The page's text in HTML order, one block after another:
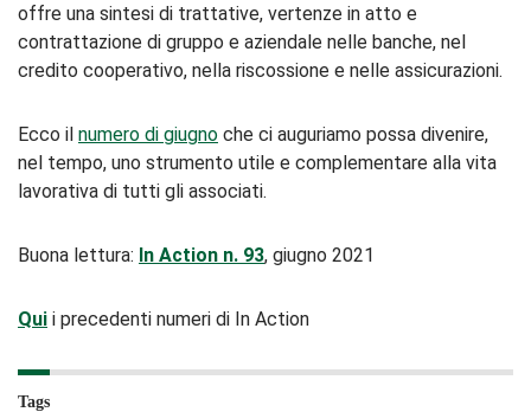
offre una sintesi di trattative, vertenze in atto e
contrattazione di gruppo e aziendale nelle banche, nel
credito cooperativo, nella riscossione e nelle assicurazioni.
Ecco il numero di giugno che ci auguriamo possa divenire,
nel tempo, uno strumento utile e complementare alla vita
lavorativa di tutti gli associati.
Buona lettura: In Action n. 93, giugno 2021
Qui i precedenti numeri di In Action
Tags